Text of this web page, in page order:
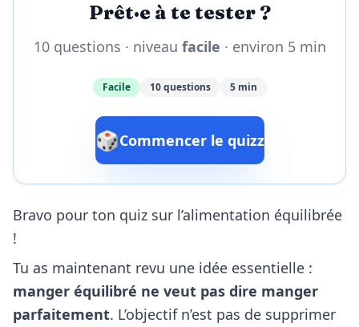
Prêt·e à te tester ?
10 questions · niveau facile · environ 5 min
Facile 10 questions 5 min
🎲Commencer le quizz
Bravo pour ton quiz sur l’alimentation équilibrée
!
Tu as maintenant revu une idée essentielle :
manger équilibré ne veut pas dire manger
parfaitement. L’objectif n’est pas de supprimer